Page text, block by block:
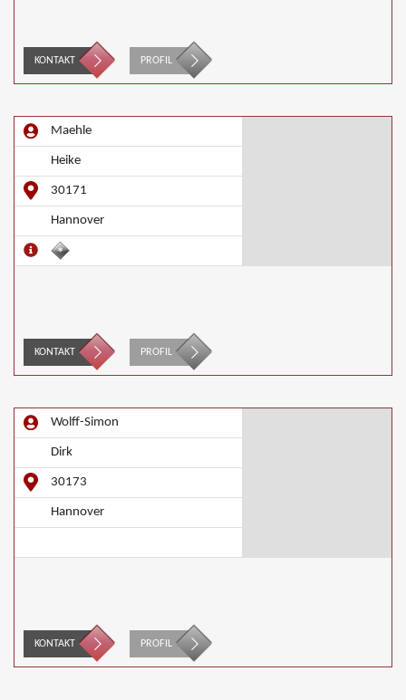
KONTAKT PROFIL
Maehle
Heike
30171
Hannover
KONTAKT PROFIL
Wolff-Simon
Dirk
30173
Hannover
KONTAKT PROFIL